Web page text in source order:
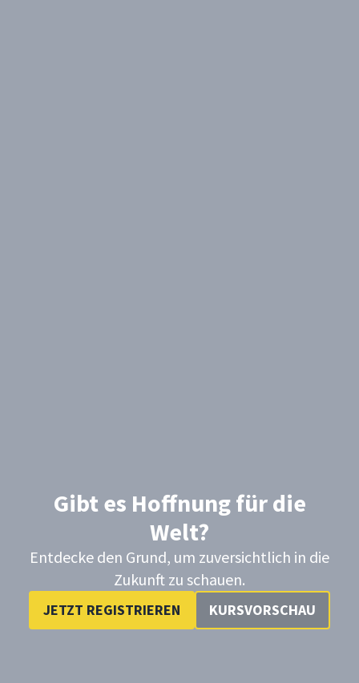
Gibt es Hoffnung für die
Welt?
Entdecke den Grund, um zuversichtlich in die
Zukunft zu schauen.
JETZT REGISTRIEREN KURSVORSCHAU